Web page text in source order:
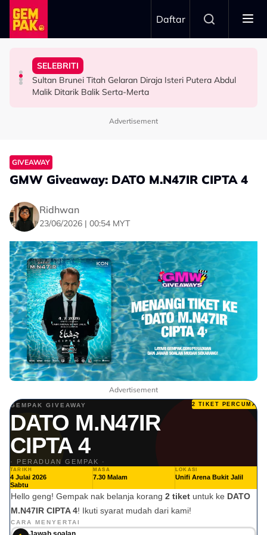
Skip to main content
Daftar
VIRAL
Netizen Puji Ketulusan Masjid Raja Bendahara Tengku
Badar Shah Papar Jumlah Kutipan Derma - “Setiap
SELEBRITI
Sultan Brunei Titah Gelaran Diraja Isteri Putera Abdul
Malik Ditarik Balik Serta-Merta
HIBURAN
Dari Angan-Angan Jadi Drama, Mira Filzah Kongsi
Inspirasi Di Sebalik Drama ‘Wish List’
HIBURAN
“Saya Memang Suka Gaya Streetwear…” - Ezaidi Aziz
Advertisement
GIVEAWAY
GMW Giveaway: DATO M.N47IR CIPTA 4
Ridhwan
23/06/2026 | 00:54 MYT
Advertisement
GEMPAK GIVEAWAY 2 TIKET PERCUMA
DATO M.N47IR
CIPTA 4
· PERADUAN GEMPAK ·
TARIKH
4 Julai 2026
Sabtu
MASA
7.30 Malam
LOKASI
Unifi Arena Bukit Jalil
Hello geng! Gempak nak belanja korang 2 tiket untuk ke DATO
M.N47IR CIPTA 4! Ikuti syarat mudah dari kami!
🚨
TAP
UNTUK
CARA MENYERTAI